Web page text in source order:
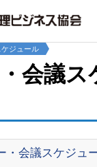
ジュール
会議ス
・会議スケジュ